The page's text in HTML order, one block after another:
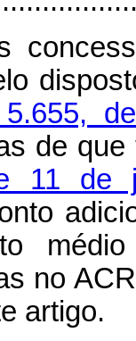
de
11 de
no
artigo.